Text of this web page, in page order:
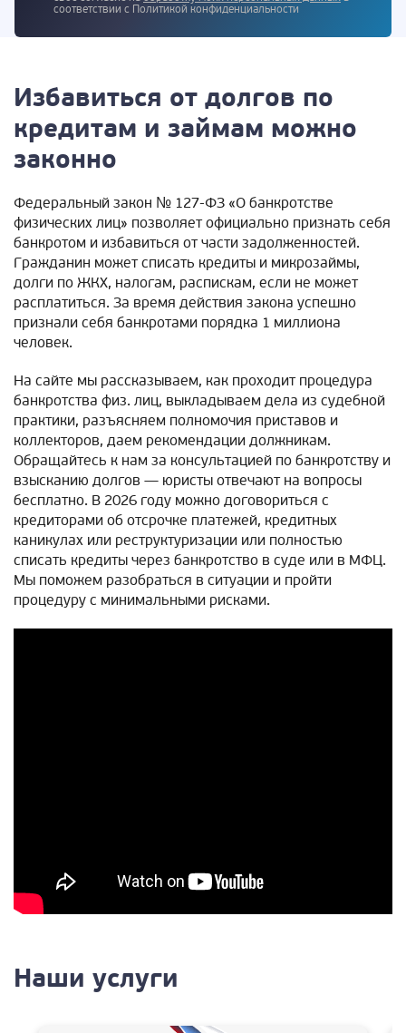
соответствии с Политикой конфиденциальности
Избавиться от долгов по
кредитам и займам можно
законно
Федеральный закон № 127-ФЗ «О банкротстве
физических лиц» позволяет официально признать себя
банкротом и избавиться от части задолженностей.
Гражданин может списать кредиты и микрозаймы,
долги по ЖКХ, налогам, распискам, если не может
расплатиться. За время действия закона успешно
признали себя банкротами порядка 1 миллиона
человек.
На сайте мы рассказываем, как проходит процедура
банкротства физ. лиц, выкладываем дела из судебной
практики, разъясняем полномочия приставов и
коллекторов, даем рекомендации должникам.
Обращайтесь к нам за консультацией по банкротству и
взысканию долгов — юристы отвечают на вопросы
бесплатно. В 2026 году можно договориться с
кредиторами об отсрочке платежей, кредитных
каникулах или реструктуризации или полностью
списать кредиты через банкротство в суде или в МФЦ.
Мы поможем разобраться в ситуации и пройти
процедуру с минимальными рисками.
Наши услуги